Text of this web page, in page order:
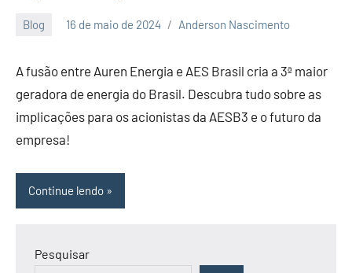
Blog 16 de maio de 2024 Anderson Nascimento
Nenhum
A fusão entre Auren Energia e AES Brasil cria a 3ª maior
geradora de energia do Brasil. Descubra tudo sobre as
implicações para os acionistas da AESB3 e o futuro da
empresa!
Continue lendo
Pesquisar